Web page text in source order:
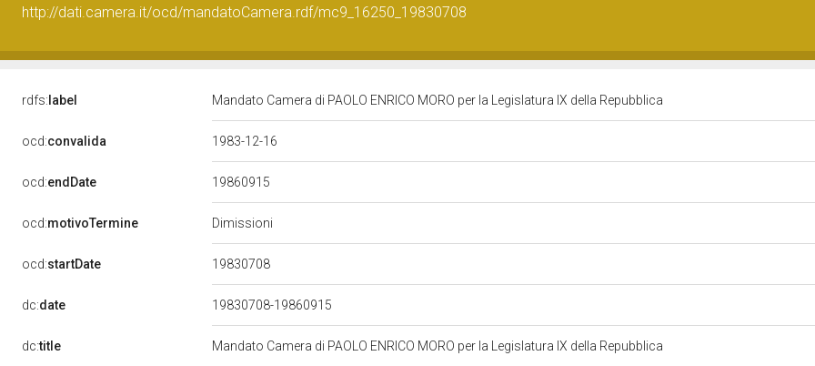
http://dati.camera.it/ocd/mandatoCamera.rdf/mc9_16250_19830708
rdfs: label Mandato Camera di PAOLO ENRICO MORO per la Legislatura IX della Repubblica
ocd:convalida 1983-12-16
ocd:endDate 19860915
ocd:motivoTermine Dimissioni
ocd:startDate 19830708
dc:date 19830708-19860915
dc:title Mandato Camera di PAOLO ENRICO MORO per la Legislatura IX della Repubblica